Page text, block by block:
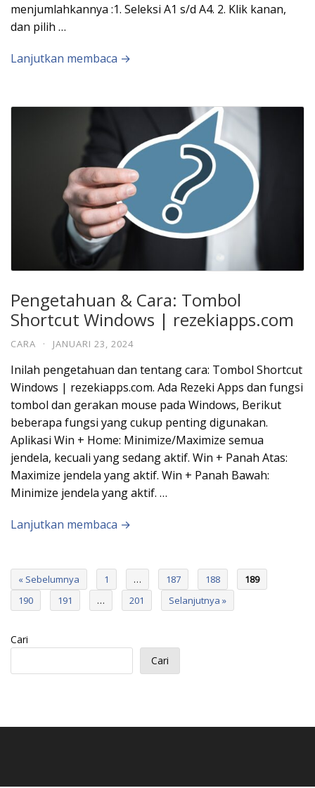
menjumlahkannya :1. Seleksi A1 s/d A4. 2. Klik kanan,
dan pilih …
Lanjutkan membaca →
Pengetahuan & Cara: Tombol
Shortcut Windows | rezekiapps.com
CARA · JANUARI 23, 2024
Inilah pengetahuan dan tentang cara: Tombol Shortcut
Windows | rezekiapps.com. Ada Rezeki Apps dan fungsi
tombol dan gerakan mouse pada Windows, Berikut
beberapa fungsi yang cukup penting digunakan.
Aplikasi Win + Home: Minimize/Maximize semua
jendela, kecuali yang sedang aktif. Win + Panah Atas:
Maximize jendela yang aktif. Win + Panah Bawah:
Minimize jendela yang aktif. …
Lanjutkan membaca →
« Sebelumnya 1 … 187 188
189
190
191 … 201 Selanjutnya »
Cari
Cari